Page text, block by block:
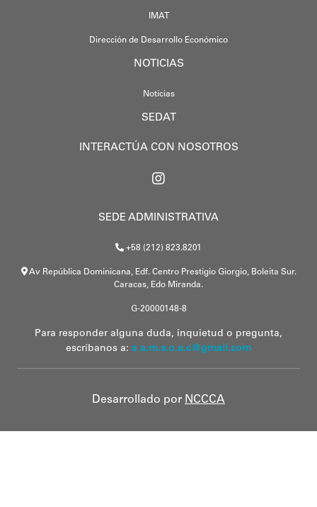
IMAT
Dirección de Desarrollo Económico
NOTICIAS
Noticias
SEDAT
INTERACTÚA CON NOSOTROS
SEDE ADMINISTRATIVA
+58 (212) 823.8201
Av República Dominicana, Edf. Centro Prestigio Giorgio, Boleita Sur.
Caracas, Edo Miranda.
G-20000148-8
Para responder alguna duda, inquietud o pregunta,
escríbanos a: a a.m.s.o.a.c@gmail.com
Desarrollado por NCCCA